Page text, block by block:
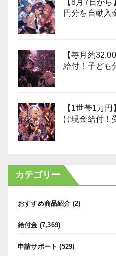
【8月7日か
円分を自動入
【毎月約
給付！子ども
【1世帯1万
け現金給付！
カテゴリー
おすすめ商品紹介 (2)
給付金 (7,369)
申請サポート (529)